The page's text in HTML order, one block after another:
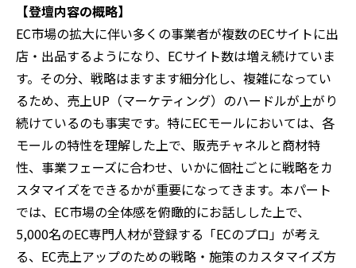
【登壇内容の概略】
EC市場の拡大に伴い多くの事業者が複数のECサイトに出
店・出品するようになり、ECサイト数は増え続けていま
す。その分、戦略はますます細分化し、複雑になってい
るため、売上UP（マーケティング）のハードルが上がり
続けているのも事実です。特にECモールにおいては、各
モールの特性を理解した上で、販売チャネルと商材特
性、事業フェーズに合わせ、いかに個社ごとに戦略をカ
スタマイズをできるかが重要になってきます。本パート
では、EC市場の全体感を俯瞰的にお話しした上で、
5,000名のEC専門人材が登録する「ECのプロ」が考え
る、EC売上アップのための戦略・施策のカスタマイズ方